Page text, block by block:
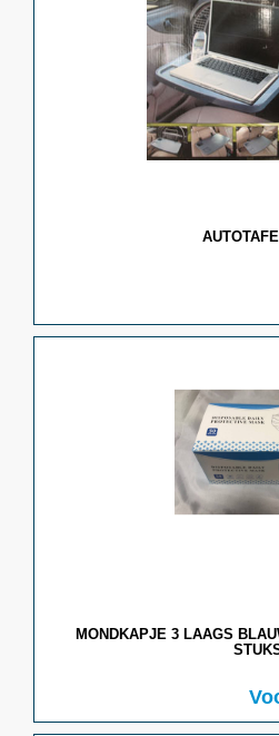
MONDKAPJE 3 LAAGS